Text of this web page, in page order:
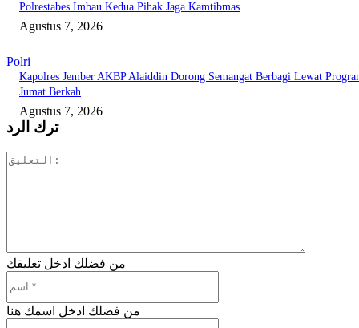
Polrestabes Imbau Kedua Pihak Jaga Kamtibmas
Agustus 7, 2026
Polri
Kapolres Jember AKBP Alaiddin Dorong Semangat Berbagi Lewat
Jumat Berkah
Agustus 7, 2026
ترك الرد
من فضلك ادخل تعليقك
من فضلك ادخل اسمك هنا